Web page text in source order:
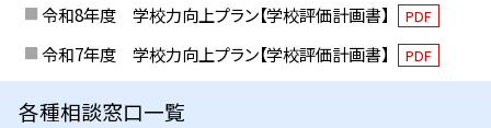
令和8年度 学校力向上プラン【学校評価計画書】 PDF
令和7年度 学校力向上プラン【学校評価計画書】 PDF
各種相談窓口一覧